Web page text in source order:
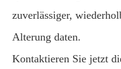
zuverlässiger,
Alterung daten.
Kontaktieren Sie jetzt